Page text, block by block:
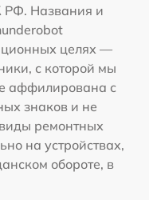
РФ. Названия и
целях —
с которой мы
аффилирована с
знаков и не
ремонтных
на устройствах,
обороте, в